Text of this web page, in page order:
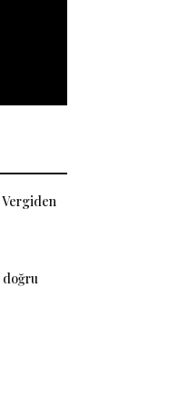
doğru